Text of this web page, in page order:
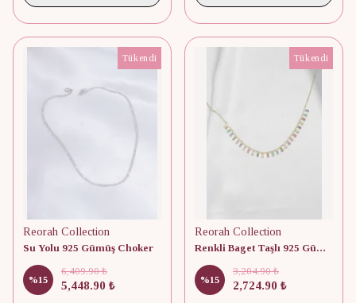
Tükendi
Reorah Collection
Su Yolu 925 Gümüş Choker
%15
6,409.90 ₺
5,448.90 ₺
Tükendi
Reorah Collection
Renkli Baget Taşlı 925 Gümüş Choker
%15
3,204.90 ₺
2,724.90 ₺